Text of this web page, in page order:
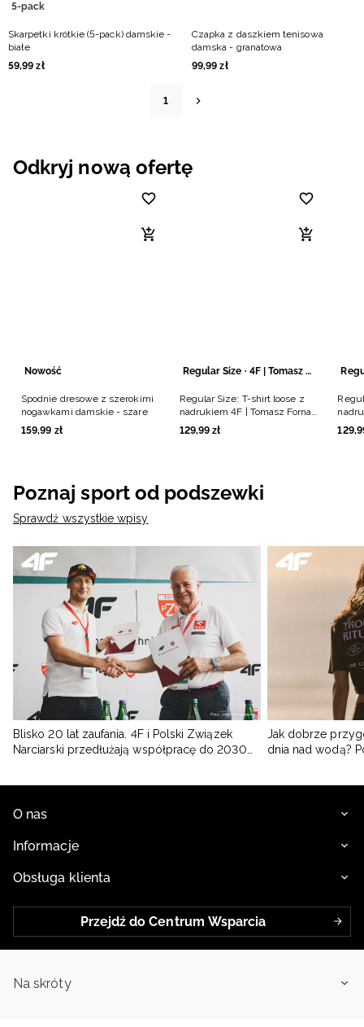
5-pack
Skarpetki krótkie (5-pack) damskie -
białe
59,99 zł
Czapka z daszkiem tenisowa
damska - granatowa
99,99 zł
1
Odkryj nową ofertę
Nowość
Spodnie dresowe z szerokimi
nogawkami damskie - szare
159,99 zł
Regular Size · 4F | Tomasz Fornal
Regular Size: T-shirt loose z
nadrukiem 4F | Tomasz Fornal
- szary
129,99 zł
-
129,
Poznaj sport od podszewki
Sprawdź wszystkie wpisy
Blisko 20 lat zaufania. 4F i Polski Związek
Narciarski przedłużają współpracę do 2030
Jak dobrze
dnia nad wodą?
O nas
Informacje
Obsługa klienta
Przejdź do Centrum Wsparcia
Na skróty